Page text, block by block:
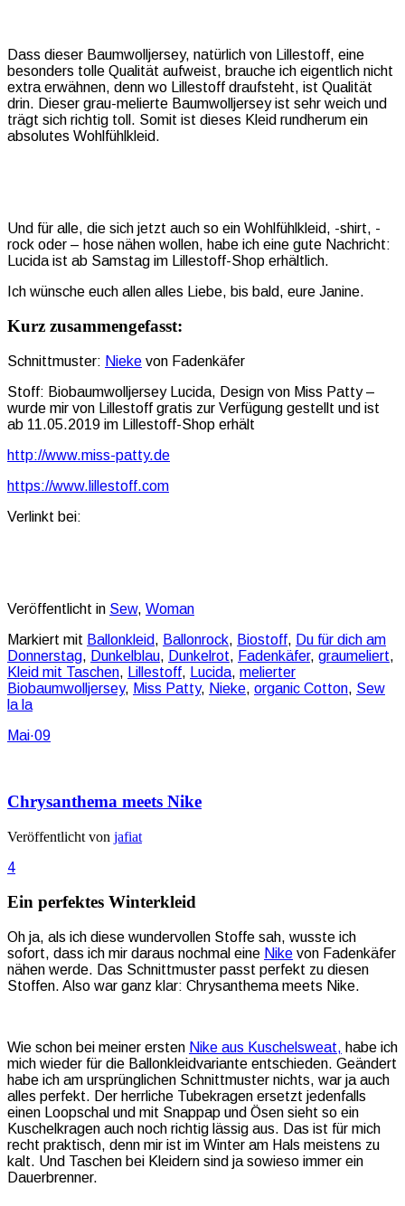
Dass dieser Baumwolljersey, natürlich von Lillestoff, eine
besonders tolle Qualität aufweist, brauche ich eigentlich nicht
extra erwähnen, denn wo Lillestoff draufsteht, ist Qualität
drin. Dieser grau-melierte Baumwolljersey ist sehr weich und
trägt sich richtig toll. Somit ist dieses Kleid rundherum ein
absolutes Wohlfühlkleid.
Und für alle, die sich jetzt auch so ein Wohlfühlkleid, -shirt, -
rock oder – hose nähen wollen, habe ich eine gute Nachricht:
Lucida ist ab Samstag im Lillestoff-Shop erhältlich.
Ich wünsche euch allen alles Liebe, bis bald, eure Janine.
Kurz zusammengefasst:
Schnittmuster: Nieke von Fadenkäfer
Stoff: Biobaumwolljersey Lucida, Design von Miss Patty –
wurde mir von Lillestoff gratis zur Verfügung gestellt und ist
ab 11.05.2019 im Lillestoff-Shop erhält
http://www.miss-patty.de
https://www.lillestoff.com
Verlinkt bei:
Veröffentlicht in Sew, Woman
Markiert mit Ballonkleid, Ballonrock, Biostoff, Du für dich am
Donnerstag, Dunkelblau, Dunkelrot, Fadenkäfer, graumeliert,
Kleid mit Taschen, Lillestoff, Lucida, melierter
Biobaumwolljersey, Miss Patty, Nieke, organic Cotton, Sew
la la
Mai·09
Chrysanthema meets Nike
Veröffentlicht von jafiat
4
Ein perfektes Winterkleid
Oh ja, als ich diese wundervollen Stoffe sah, wusste ich
sofort, dass ich mir daraus nochmal eine Nike von Fadenkäfer
nähen werde. Das Schnittmuster passt perfekt zu diesen
Stoffen. Also war ganz klar: Chrysanthema meets Nike.
Wie schon bei meiner ersten Nike aus Kuschelsweat, habe ich
mich wieder für die Ballonkleidvariante entschieden. Geändert
habe ich am ursprünglichen Schnittmuster nichts, war ja auch
alles perfekt. Der herrliche Tubekragen ersetzt jedenfalls
einen Loopschal und mit Snappap und Ösen sieht so ein
Kuschelkragen auch noch richtig lässig aus. Das ist für mich
recht praktisch, denn mir ist im Winter am Hals meistens zu
kalt. Und Taschen bei Kleidern sind ja sowieso immer ein
Dauerbrenner.